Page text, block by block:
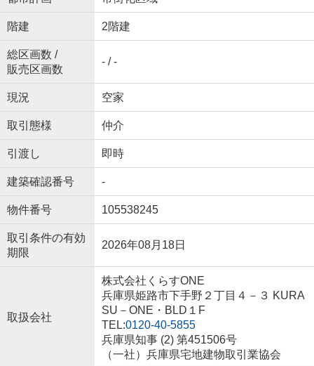
階建 2階建
総区画数 /
販売区画数
- / -
現況 空家
取引態様 仲介
引渡し 即時
建築確認番号 -
物件番号 105538245
取引条件の有効
期限
2026年08月18日
取扱会社
株式会社くらすONE
兵庫県姫路市下手野２丁目４－３ KURA
SU－ONE・BLD１F
TEL:0120-40-5855
兵庫県知事 (2) 第451506号
（一社）兵庫県宅地建物取引業協会